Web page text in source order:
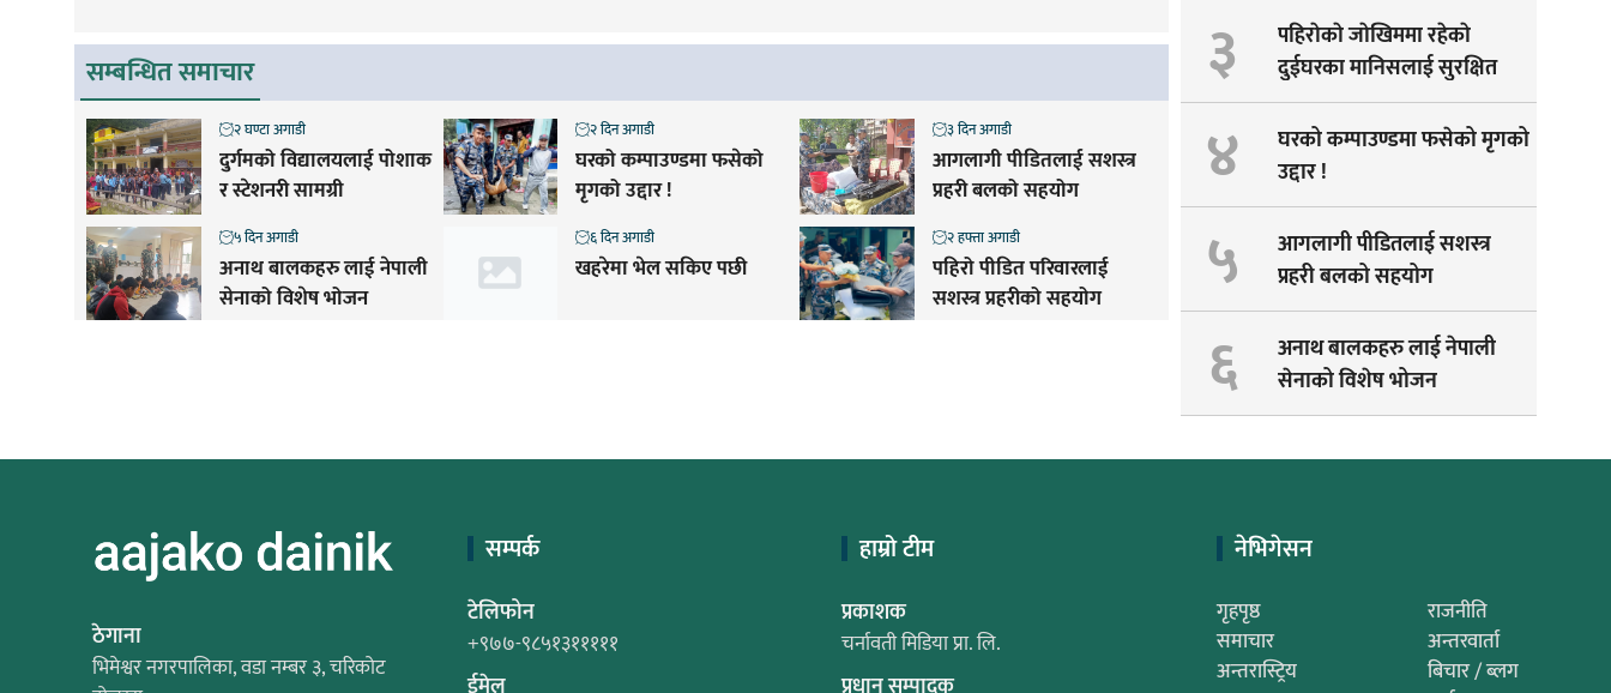
सम्बन्धित समाचार
दुर्गमको विद्यालयलाई पोशाक
र स्टेशनरी सामग्री
२ घण्टा अगाडी
घरको कम्पाउण्डमा फसेको
मृगको उद्दार !
२ दिन अगाडी
आगलागी पीडितलाई सशस्त्र
प्रहरी बलको सहयोग
३ दिन अगाडी
अनाथ बालकहरु लाई नेपाली
सेनाको विशेष भोजन
५ दिन अगाडी
खहरेमा भेल सकिए पछी
६ दिन अगाडी
पहिरो पीडित परिवारलाई
सशस्त्र प्रहरीको सहयोग
२ हफ्ता अगाडी
३
पहिराेकाे जाेखिममा रहेकाे
दुईघरका मानिसलाई सुरक्षित
सारीयाे
४
घरको कम्पाउण्डमा फसेको मृगको
उद्दार !
५
आगलागी पीडितलाई सशस्त्र
प्रहरी बलको सहयोग
६
अनाथ बालकहरु लाई नेपाली
सेनाको विशेष भोजन
ठेगाना
भिमेश्वर नगरपालिका, वडा नम्बर ३, चरिकोट
सम्पर्क
टेलिफोन
+९७७-९८५१३१११११
हाम्रो टीम
प्रकाशक
चर्नावती मिडिया प्रा. लि.
नेभिगेसन
गृहपृष्ठ
राजनीति
समाचार
अन्तरवार्ता
अन्तरास्ट्रिय
बिचार / ब्लग